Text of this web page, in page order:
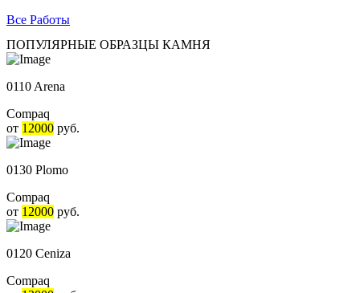
Все Работы
ПОПУЛЯРНЫЕ ОБРАЗЦЫ КАМНЯ
0110 Arena
Compaq
от 12000 руб.
0130 Plomo
Compaq
от 12000 руб.
0120 Ceniza
Compaq